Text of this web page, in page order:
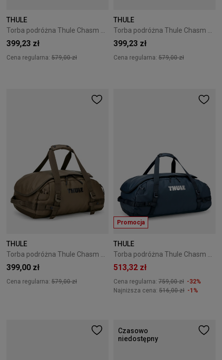
THULE
Torba podróżna Thule Chasm 30L Golden Brown
399,23 zł
Cena regularna: 579,00 zł
THULE
Torba podróżna Thule Chasm 30L Pond Gray
399,23 zł
Cena regularna: 579,00 zł
THULE
399,00 zł
Cena regularna: 579,00 zł
Promocja
THULE
513,32 zł
Cena regularna: 759,00 zł -32%
Najniższa cena: 516,00 zł -1%
Czasowo
niedostępny